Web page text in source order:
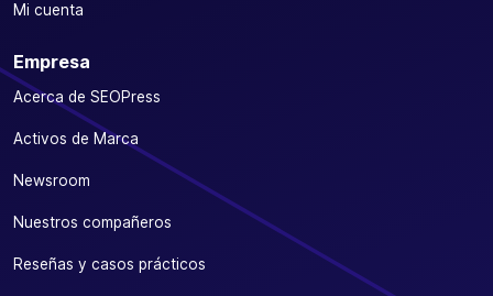
Mi cuenta
Empresa
Acerca de SEOPress
Activos de Marca
Newsroom
Nuestros compañeros
Reseñas y casos prácticos